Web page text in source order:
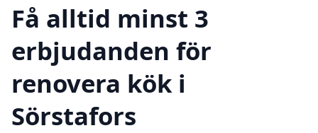
Få alltid minst 3
erbjudanden för
renovera kök i
Sörstafors